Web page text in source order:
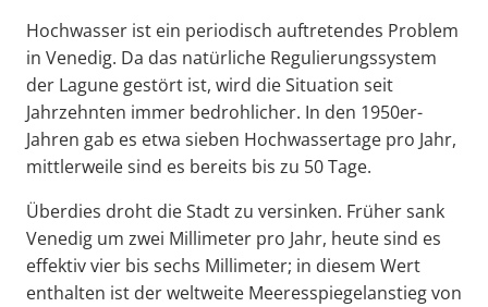
Hochwasser ist ein periodisch auftretendes Problem
in Venedig. Da das natürliche Regulierungssystem
der Lagune gestört ist, wird die Situation seit
Jahrzehnten immer bedrohlicher. In den 1950er-
Jahren gab es etwa sieben Hochwassertage pro Jahr,
mittlerweile sind es bereits bis zu 50 Tage.
Überdies droht die Stadt zu versinken. Früher sank
Venedig um zwei Millimeter pro Jahr, heute sind es
effektiv vier bis sechs Millimeter; in diesem Wert
enthalten ist der weltweite Meeresspiegelanstieg von